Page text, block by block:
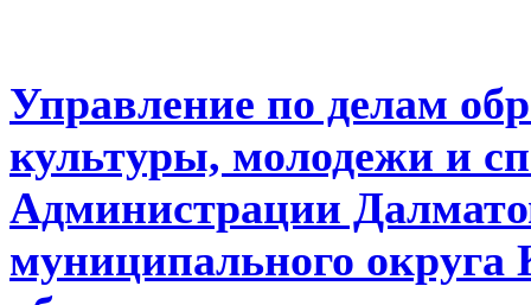
Управление по делам
культуры, молодежи и
Администрации
муниципального округа